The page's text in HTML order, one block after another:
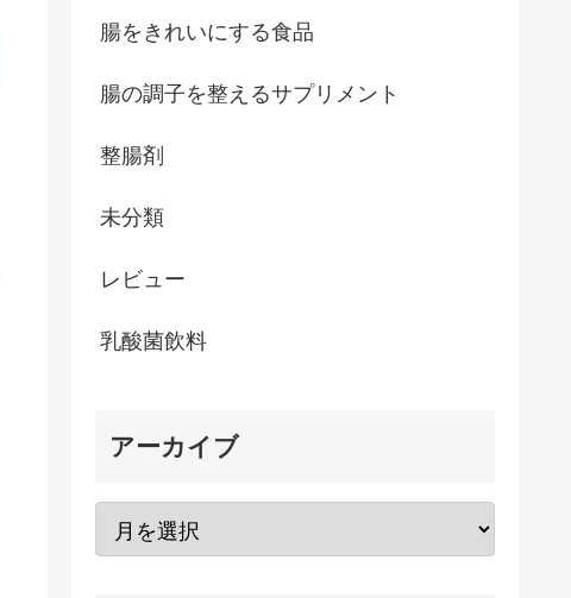
腸をきれいにする食品
腸の調子を整えるサプリメント
整腸剤
未分類
レビュー
乳酸菌飲料
アーカイブ